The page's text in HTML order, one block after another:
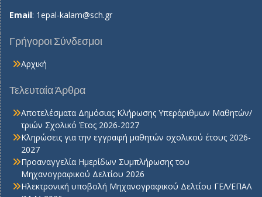
Email: 1epal-kalam@sch.gr
Γρήγοροι Σύνδεσμοι
Αρχική
Τελευταία Άρθρα
Αποτελέσματα Δημόσιας Κλήρωσης Υπεράριθμων Μαθητών/
τριών Σχολικό Έτος 2026-2027
Κληρώσεις για την εγγραφή μαθητών σχολικού έτους 2026-
2027
Προαναγγελία Ημερίδων Συμπλήρωσης του
Μηχανογραφικού Δελτίου 2026
Ηλεκτρονική υποβολή Μηχανογραφικού Δελτίου ΓΕΛ/ΕΠΑΛ